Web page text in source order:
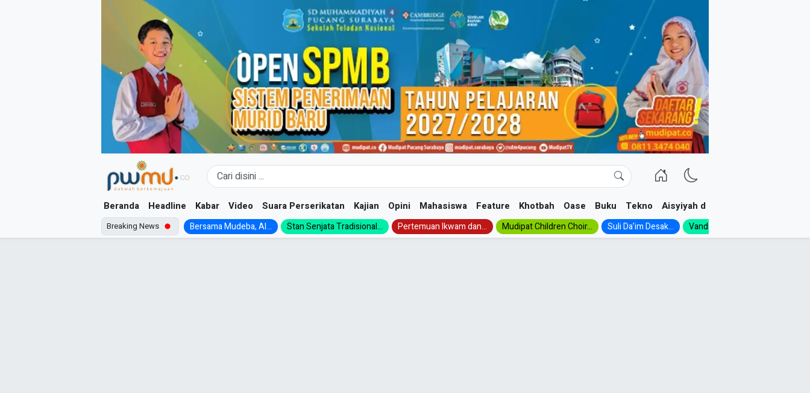
Beranda Headline Kabar Video Suara Perserikatan Kajian Opini Mahasiswa Feature Khotbah Oase Buku Tekno Aisyiyah dan NA
Breaking News Bersama Mudeba, Al... Stan Senjata Tradisional... Pertemuan Ikwam dan... Mudipat Children Choir... Suli Da’im Desak... Vanda, Siswa SMK...